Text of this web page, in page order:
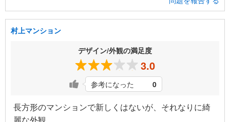
村上マンション
デザイン/外観の満足度
3.0
参考になった 0
長方形のマンションで新しくはないが、それなりに綺